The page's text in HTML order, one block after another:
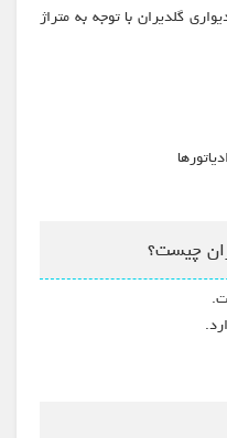
گلدیران با توجه به متراژ
چیست؟